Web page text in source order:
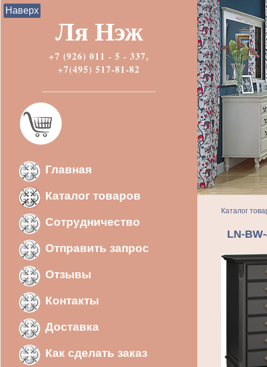
Ля Нэж
+7 (926) 011 - 5 - 337,
+7(495) 517-81-82
Главная
Каталог товаров
Сотрудничество
Отправить запрос
Отзывы
Контакты
Доставка
Как сделать заказ
Каталог
LN-
Наверх